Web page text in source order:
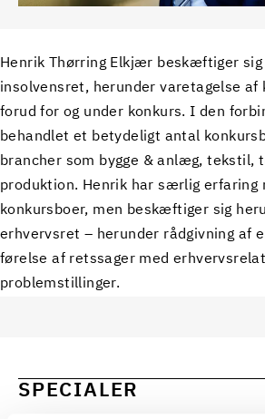
Henrik Thørring Elkjær beskæftiger
insolvensret, herunder varetagelse
forud for og under konkurs. I den
behandlet et betydeligt antal
brancher som bygge & anlæg, tekstil,
produktion. Henrik har særlig erfaring
konkursboer, men beskæftiger sig
erhvervsret – herunder rådgivning af
førelse af retssager med
problemstillinger.
SPECIALER